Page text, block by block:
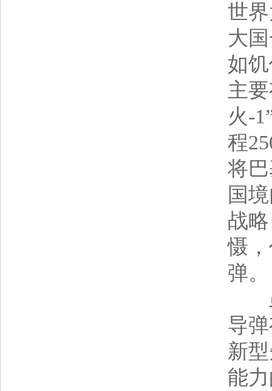
世
大
如
主
火-
程
将
国
战
慑
弹。
虽
导
新
能